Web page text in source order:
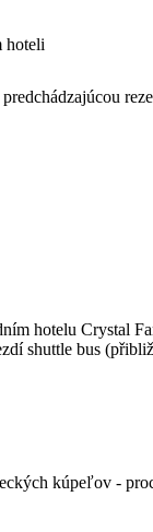
hoteli
hotelu Crystal
shuttle bus
kúpeľov -